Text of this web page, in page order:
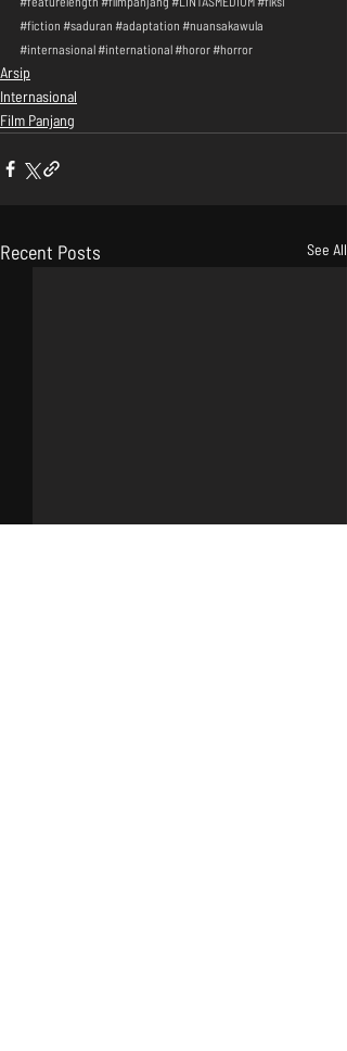
#fiction #saduran #adaptation #nuansakawula
#internasional#international#horor#horror
Arsip
Internasional
Film Panjang
Recent Posts See All